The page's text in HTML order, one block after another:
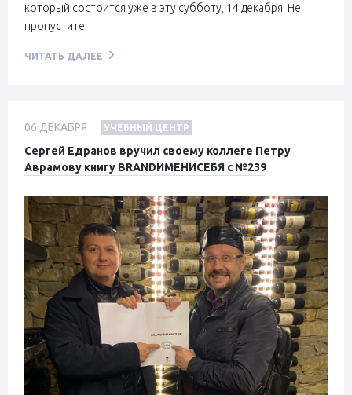
который состоится уже в эту субботу, 14 декабря! Не
пропустите!
ЧИТАТЬ ДАЛЕЕ
06 ДЕКАБРЯ УЧЕБНЫЙ ЦЕНТР
Сергей Едранов вручил своему коллеге Петру
Аврамову книгу BRANDИМЕНИСЕБЯ с №239